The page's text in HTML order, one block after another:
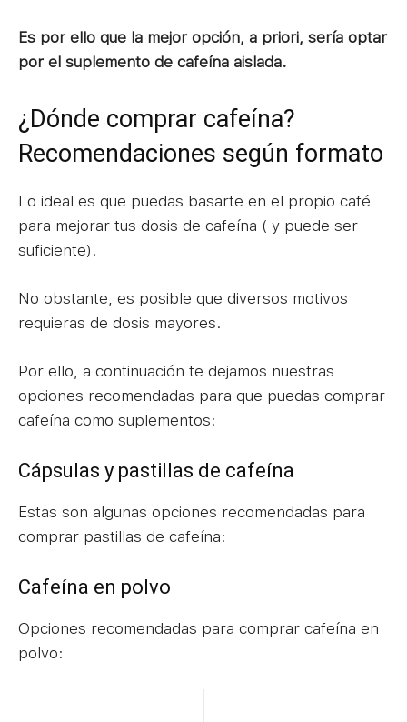
Es por ello que la mejor opción, a priori, sería optar
por el suplemento de cafeína aislada.
¿Dónde comprar cafeína?
Recomendaciones según formato
Lo ideal es que puedas basarte en el propio café
para mejorar tus dosis de cafeína ( y puede ser
suficiente).
No obstante, es posible que diversos motivos
requieras de dosis mayores.
Por ello, a continuación te dejamos nuestras
opciones recomendadas para que puedas comprar
cafeína como suplementos:
Cápsulas y pastillas de cafeína
Estas son algunas opciones recomendadas para
comprar pastillas de cafeína:
Cafeína en polvo
Opciones recomendadas para comprar cafeína en
polvo: